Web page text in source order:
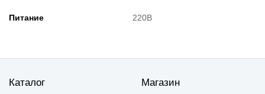
Питание 220В
Каталог Магазин